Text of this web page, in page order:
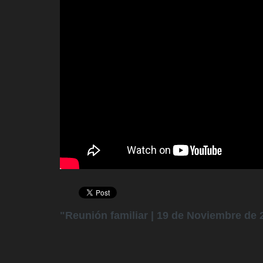
"Reunión familiar | 19 de Noviembre de